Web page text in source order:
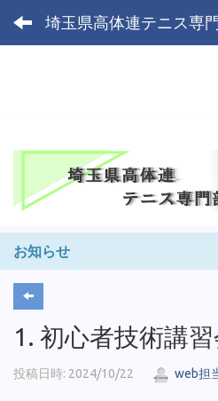
埼玉県高体連テニス専
お知らせ
1. 初心者技術講
投稿日時: 2024/10/22 web担